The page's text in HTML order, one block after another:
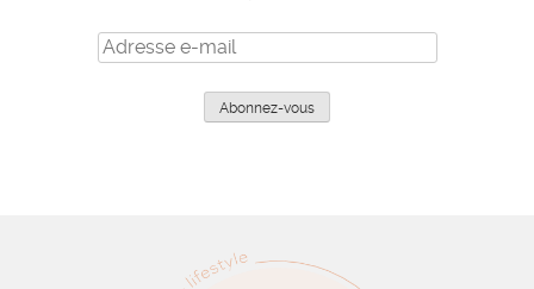
Adresse
e-
Abonnez-vous